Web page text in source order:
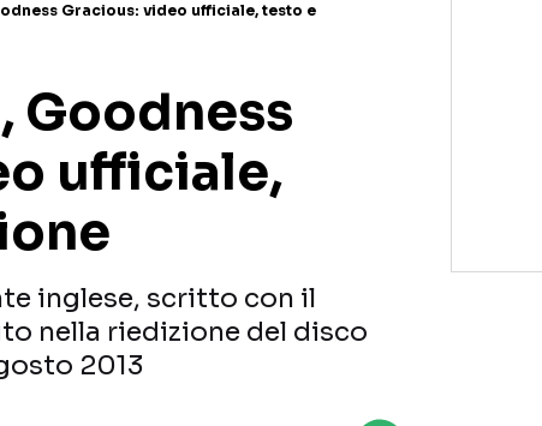
Gracious: video ufficiale, testo e
Goodness
ufficiale,
inglese, scritto con il
nella riedizione del disco
2013